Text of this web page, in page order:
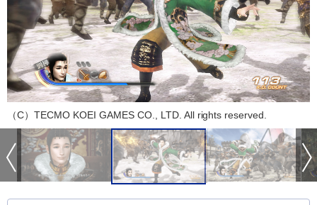
（C）TECMO KOEI GAMES CO., LTD. All rights reserved.